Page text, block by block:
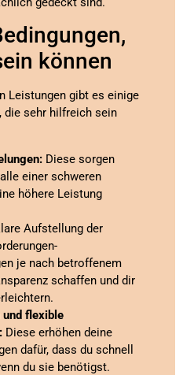
können
Leistungen gibt es einige
die sehr hilfreich sein
Diese sorgen
einer schweren
höhere Leistung
Aufstellung der
je nach betroffenem
schaffen und dir
und flexible
Diese erhöhen deine
dafür, dass du schnell
du sie benötigst.